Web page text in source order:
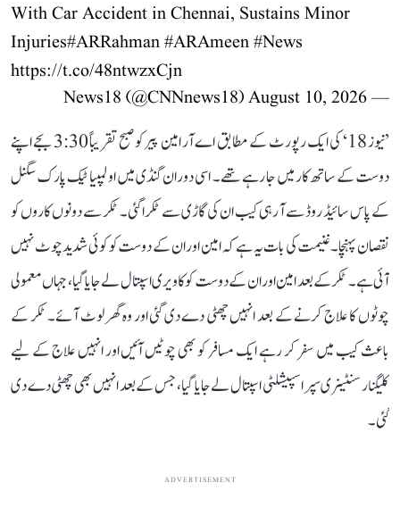
With Car Accident in Chennai, Sustains Minor
Injuries#ARRahman#ARAmeen#News
https://t.co/48ntwzxCjn
— News18 (@CNNnews18)
August 10, 2026
’نیوز 18‘ کی ایک رپورٹ کے مطابق اے آر امین پیر کو صبح تقریباً 3:30 بجے اپنے
دوست کے ساتھ کار میں جا رہے تھے۔ اسی دوران گنڈی میں اولمپیا ٹیک پارک سگنل
کے پاس سائیڈ روڈ سے آ رہی کیب ان کی گاڑی سے ٹکرا گئی۔ ٹکر سے دونوں کاروں کو
نقصان پہنچا۔ غنیمت کی بات یہ ہے کہ امین اور ان کے دوست کو کوئی شدید چوٹ نہیں
آئی ہے۔ ٹکر کے بعد امین اور ان کے دوست کو کاویری اسپتال لے جایا گیا، جہاں معمولی
چوٹوں کا علاج کرنے کے بعد انہیں چھٹی دے دی گئی اور وہ گھر لوٹ آئے۔ ٹکر کے
باعث کیب میں سفر کر رہے ایک مسافر کو بھی چوٹیں آئیں اور انہیں علاج کے لیے
کلیگنار سنٹینری سپر اسپیشلٹی اسپتال لے جایا گیا، جس کے بعد انہیں بھی چھٹی دے دی
گئی۔
ADVERTISEMENT